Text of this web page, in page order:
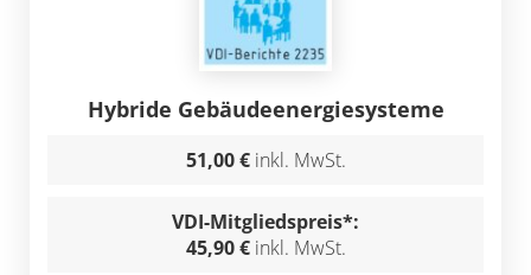
Hybride Gebäudeenergiesysteme
51,00 € inkl. MwSt.
VDI-Mitgliedspreis*:
45,90 € inkl. MwSt.